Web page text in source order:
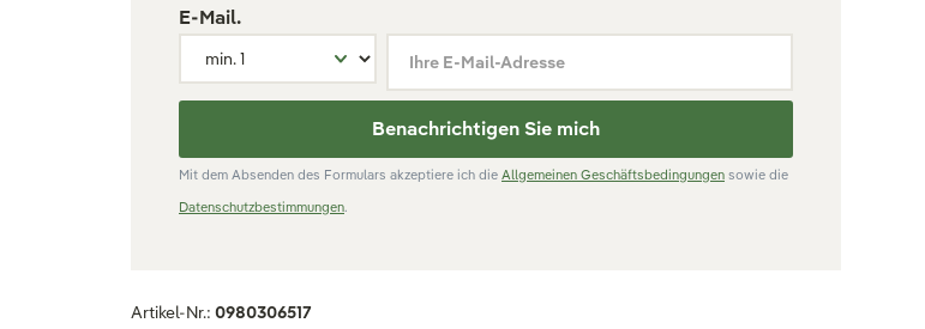
E-Mail.
Ihre E-Mail-Adresse
Benachrichtigen Sie mich
Mit dem Absenden des Formulars akzeptiere ich die Allgemeinen Geschäftsbedingungen sowie die
Datenschutzbestimmungen.
Artikel-Nr.: 0980306517